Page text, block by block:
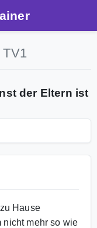
TV1
der Eltern ist
Hause
nicht mehr so wie